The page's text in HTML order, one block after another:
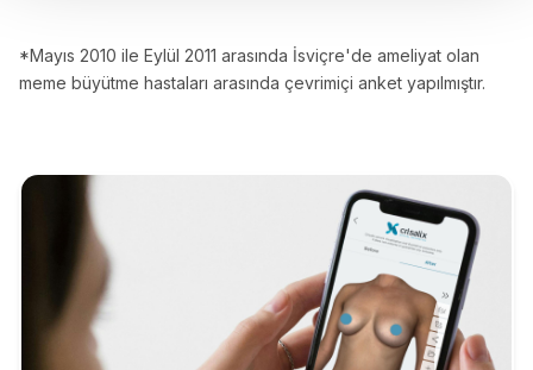
*Mayıs 2010 ile Eylül 2011 arasında İsviçre'de ameliyat olan
meme büyütme hastaları arasında çevrimiçi anket yapılmıştır.